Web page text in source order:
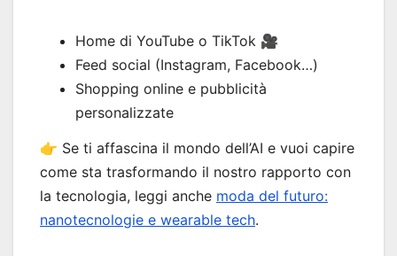
Home di YouTube o TikTok 🎥
Feed social (Instagram, Facebook…)
Shopping online e pubblicità
personalizzate
👉 Se ti affascina il mondo dell’AI e vuoi capire
come sta trasformando il nostro rapporto con
la tecnologia, leggi anche moda del futuro:
nanotecnologie e wearable tech.